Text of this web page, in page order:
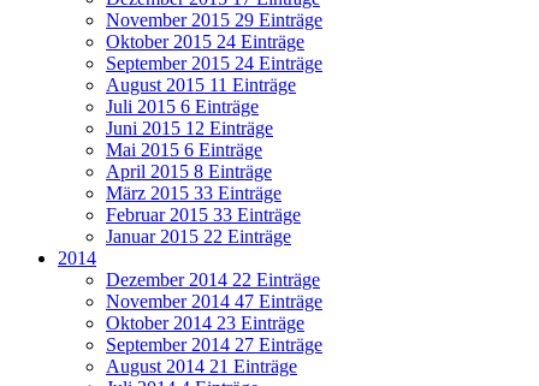
November 2015 29 Einträge
Oktober 2015 24 Einträge
September 2015 24 Einträge
August 2015 11 Einträge
Juli 2015 6 Einträge
Juni 2015 12 Einträge
Mai 2015 6 Einträge
April 2015 8 Einträge
März 2015 33 Einträge
Februar 2015 33 Einträge
Januar 2015 22 Einträge
2014
Dezember 2014 22 Einträge
November 2014 47 Einträge
Oktober 2014 23 Einträge
September 2014 27 Einträge
August 2014 21 Einträge